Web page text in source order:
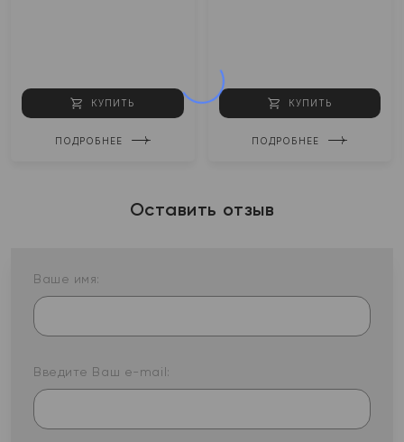
КУПИТЬ
ПОДРОБНЕЕ
КУПИТЬ
ПОДРОБНЕЕ
Оставить отзыв
Ваше имя:
Введите Ваш e-mail: